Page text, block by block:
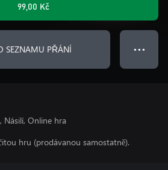
99,00 Kč
SEZNAMU PŘÁNÍ ● ● ●
Násilí, Online hra
hru (prodávanou samostatně).